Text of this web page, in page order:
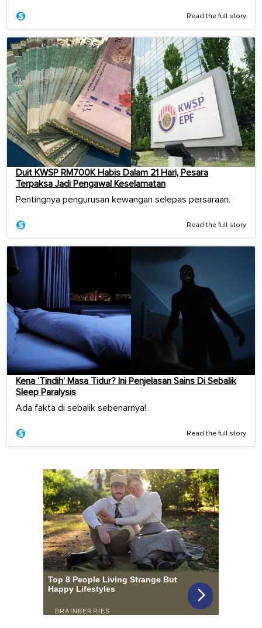
Read the full story
Duit KWSP RM700K Habis Dalam 21 Hari, Pesara
Terpaksa Jadi Pengawal Keselamatan
Pentingnya pengurusan kewangan selepas persaraan.
Read the full story
Kena ‘Tindih’ Masa Tidur? Ini Penjelasan Sains Di Sebalik
Sleep Paralysis
Ada fakta di sebalik sebenarnya!
Read the full story